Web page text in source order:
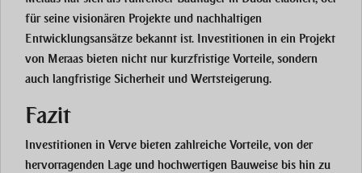
für seine visionären Projekte und nachhaltigen
Entwicklungsansätze bekannt ist. Investitionen in ein Projekt
von Meraas bieten nicht nur kurzfristige Vorteile, sondern
auch langfristige Sicherheit und Wertsteigerung.
Fazit
Investitionen in Verve bieten zahlreiche Vorteile, von der
hervorragenden Lage und hochwertigen Bauweise bis hin zu